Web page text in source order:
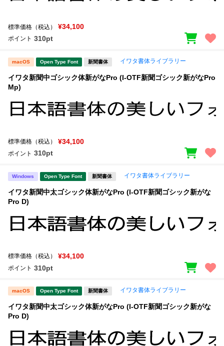
標準価格（税込） ¥34,100
ポイント 310pt
macOS Open Type Font 新聞書体 イワタ書体ライブラリー
イワタ新聞中ゴシック体新がなPro (I-OTF新聞ゴシック新がなPro
Mp)
標準価格（税込） ¥34,100
ポイント 310pt
Windows Open Type Font 新聞書体 イワタ書体ライブラリー
イワタ新聞中太ゴシック体新がなPro (I-OTF新聞ゴシック新がな
Pro D)
標準価格（税込） ¥34,100
ポイント 310pt
macOS Open Type Font 新聞書体 イワタ書体ライブラリー
イワタ新聞中太ゴシック体新がなPro (I-OTF新聞ゴシック新がな
Pro D)